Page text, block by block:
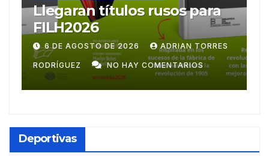
títulos rusos para
DE 2026 ADRIAN TORRES
NO HAY COMENTARIOS
Ballet Laura
emprende
28 DE JULIO DE 2026
RODRÍGUEZ NO
Deportivas